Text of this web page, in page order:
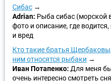
Сибас
Adrian: Рыба сибас (морской
фото и описание, где водится,
и вред
Кто такие братья
ним относятся рыбаки
Иван Потапенко: Для меня
очень интересно смотреть